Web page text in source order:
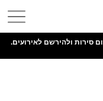
סירות ולהירשם לאירועים.